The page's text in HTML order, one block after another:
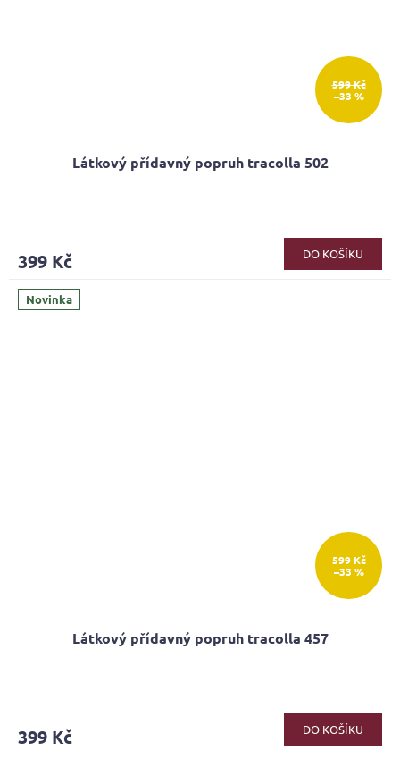
599 Kč
–33 %
Látkový přídavný popruh tracolla 502
399 Kč DO KOŠÍKU
Novinka
599 Kč
–33 %
Látkový přídavný popruh tracolla 457
399 Kč DO KOŠÍKU